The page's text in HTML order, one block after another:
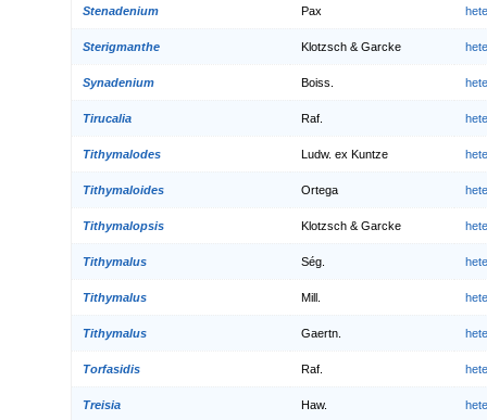
Stenadenium Pax
Sterigmanthe Klotzsch & Garcke
Synadenium Boiss.
Tirucalia Raf.
Tithymalodes Ludw. ex Kuntze
Tithymaloides Ortega
Tithymalopsis Klotzsch & Garcke
Tithymalus Ség.
Tithymalus Mill.
Tithymalus Gaertn.
Torfasidis Raf.
Treisia Haw.